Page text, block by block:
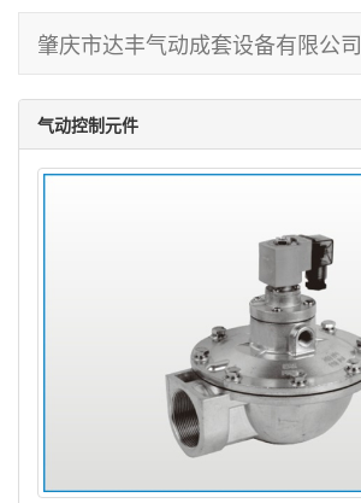
肇庆市达丰气动成套设备有限公司
气动控制元件